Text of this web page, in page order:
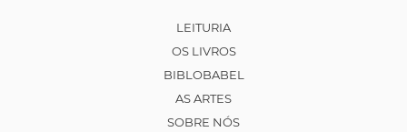
LEITURIA
OS LIVROS
BIBLOBABEL
AS ARTES
SOBRE NÓS